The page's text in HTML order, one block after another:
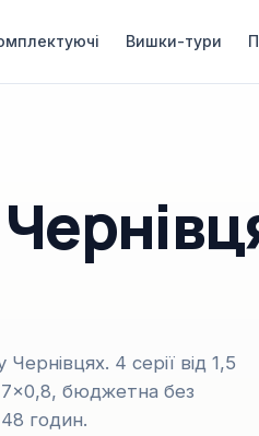
Вишки-тури
4 серії від 1,5
бюджетна без
годин.